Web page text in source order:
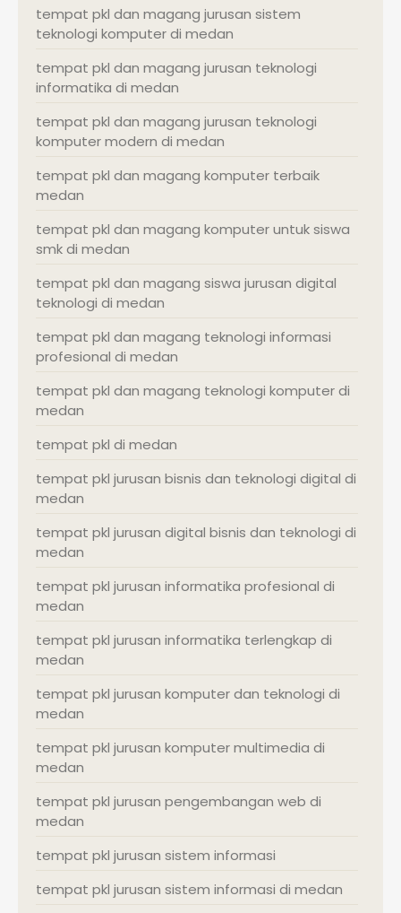
tempat pkl dan magang jurusan sistem
teknologi komputer di medan
tempat pkl dan magang jurusan teknologi
informatika di medan
tempat pkl dan magang jurusan teknologi
komputer modern di medan
tempat pkl dan magang komputer terbaik
medan
tempat pkl dan magang komputer untuk siswa
smk di medan
tempat pkl dan magang siswa jurusan digital
teknologi di medan
tempat pkl dan magang teknologi informasi
profesional di medan
tempat pkl dan magang teknologi komputer di
medan
tempat pkl di medan
tempat pkl jurusan bisnis dan teknologi digital di
medan
tempat pkl jurusan digital bisnis dan teknologi di
medan
tempat pkl jurusan informatika profesional di
medan
tempat pkl jurusan informatika terlengkap di
medan
tempat pkl jurusan komputer dan teknologi di
medan
tempat pkl jurusan komputer multimedia di
medan
tempat pkl jurusan pengembangan web di
medan
tempat pkl jurusan sistem informasi
tempat pkl jurusan sistem informasi di medan